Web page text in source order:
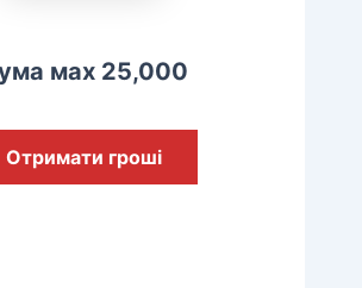
мах 25,000
Отримати гроші